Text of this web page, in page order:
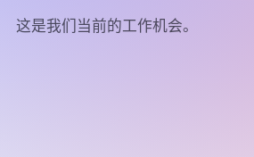
这是我们当前的工作机会。